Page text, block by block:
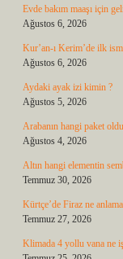
Evde bakım maaşı için
Ağustos 6, 2026
Kur’an-ı Kerim’de ilk
Ağustos 6, 2026
Aydaki ayak izi kimin ?
Ağustos 5, 2026
Arabanın hangi paket
Ağustos 4, 2026
Altın hangi elementin
Temmuz 30, 2026
Kürtçe’de Firaz ne
Temmuz 27, 2026
Klimada 4 yollu vana ne